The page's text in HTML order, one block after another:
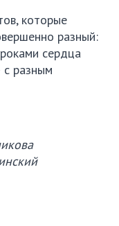
которые
разный:
сердца
с разным